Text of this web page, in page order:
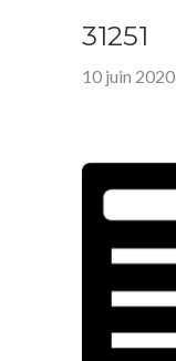
31251
10 juin 2020